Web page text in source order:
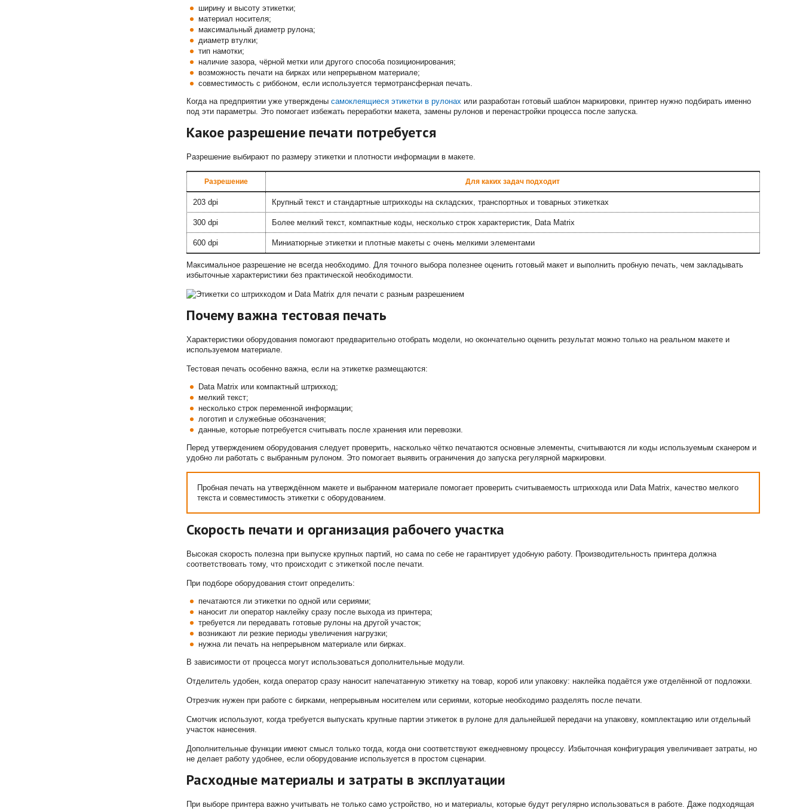
ширину и высоту этикетки;
материал носителя;
максимальный диаметр рулона;
диаметр втулки;
тип намотки;
наличие зазора, чёрной метки или другого способа позиционирования;
возможность печати на бирках или непрерывном материале;
совместимость с риббоном, если используется термотрансферная печать.
Когда на предприятии уже утверждены самоклеящиеся этикетки в рулонах или разработан готовый шаблон маркировки, принтер нужно подбирать именно
под эти параметры. Это помогает избежать переработки макета, замены рулонов и перенастройки процесса после запуска.
Какое разрешение печати потребуется
Разрешение выбирают по размеру этикетки и плотности информации в макете.
Разрешение Для каких задач подходит
203 dpi Крупный текст и стандартные штрихкоды на складских, транспортных и товарных этикетках
300 dpi Более мелкий текст, компактные коды, несколько строк характеристик, Data Matrix
600 dpi Миниатюрные этикетки и плотные макеты с очень мелкими элементами
Максимальное разрешение не всегда необходимо. Для точного выбора полезнее оценить готовый макет и выполнить пробную печать, чем закладывать
избыточные характеристики без практической необходимости.
Почему важна тестовая печать
Характеристики оборудования помогают предварительно отобрать модели, но окончательно оценить результат можно только на реальном макете и
используемом материале.
Тестовая печать особенно важна, если на этикетке размещаются:
Data Matrix или компактный штрихкод;
мелкий текст;
несколько строк переменной информации;
логотип и служебные обозначения;
данные, которые потребуется считывать после хранения или перевозки.
Перед утверждением оборудования следует проверить, насколько чётко печатаются основные элементы, считываются ли коды используемым сканером и
удобно ли работать с выбранным рулоном. Это помогает выявить ограничения до запуска регулярной маркировки.
Пробная печать на утверждённом макете и выбранном материале помогает проверить считываемость штрихкода или Data Matrix, качество мелкого
текста и совместимость этикетки с оборудованием.
Скорость печати и организация рабочего участка
Высокая скорость полезна при выпуске крупных партий, но сама по себе не гарантирует удобную работу. Производительность принтера должна
соответствовать тому, что происходит с этикеткой после печати.
При подборе оборудования стоит определить:
печатаются ли этикетки по одной или сериями;
наносит ли оператор наклейку сразу после выхода из принтера;
требуется ли передавать готовые рулоны на другой участок;
возникают ли резкие периоды увеличения нагрузки;
нужна ли печать на непрерывном материале или бирках.
В зависимости от процесса могут использоваться дополнительные модули.
Отделитель удобен, когда оператор сразу наносит напечатанную этикетку на товар, короб или упаковку: наклейка подаётся уже отделённой от подложки.
Отрезчик нужен при работе с бирками, непрерывным носителем или сериями, которые необходимо разделять после печати.
Смотчик используют, когда требуется выпускать крупные партии этикеток в рулоне для дальнейшей передачи на упаковку, комплектацию или отдельный
участок нанесения.
Дополнительные функции имеют смысл только тогда, когда они соответствуют ежедневному процессу. Избыточная конфигурация увеличивает затраты, но
не делает работу удобнее, если оборудование используется в простом сценарии.
Расходные материалы и затраты в эксплуатации
При выборе принтера важно учитывать не только само устройство, но и материалы, которые будут регулярно использоваться в работе. Даже подходящая